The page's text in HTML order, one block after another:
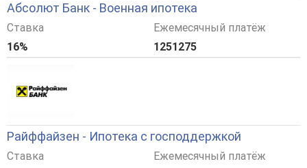
Абсолют Банк - Военная ипотека
Ставка
16%
Ежемесячный платёж
1251275
Райффайзен - Ипотека с господдержкой
Ставка
Ежемесячный платёж